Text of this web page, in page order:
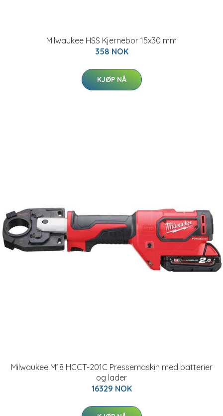
Milwaukee HSS Kjernebor 15x30 mm
358 NOK
KJØP NÅ
Milwaukee M18 HCCT-201C Pressemaskin med batterier
og lader
16329 NOK